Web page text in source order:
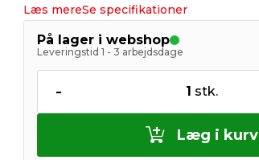
Læs mereSe specifikationer
På lager i webshop
Leveringstid 1 - 3 arbejdsdage
- 1 stk.
Læg i kurv